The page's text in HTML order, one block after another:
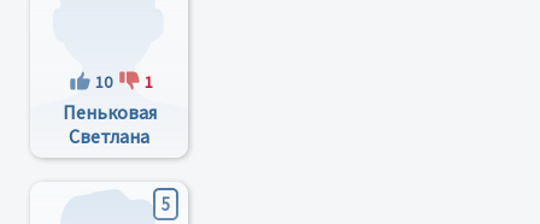
10 1
Пеньковая
Светлана
Дмитриевна
5